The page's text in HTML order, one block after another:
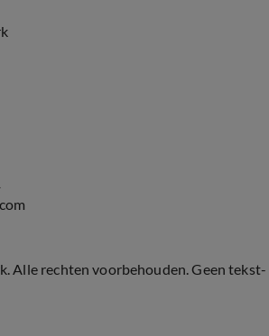
Alle rechten voorbehouden. Geen tekst-